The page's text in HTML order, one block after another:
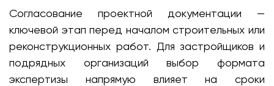
Согласование проектной документации —
ключевой этап перед началом строительных или
реконструкционных работ. Для застройщиков и
подрядных организаций выбор формата
экспертизы напрямую влияет на сроки